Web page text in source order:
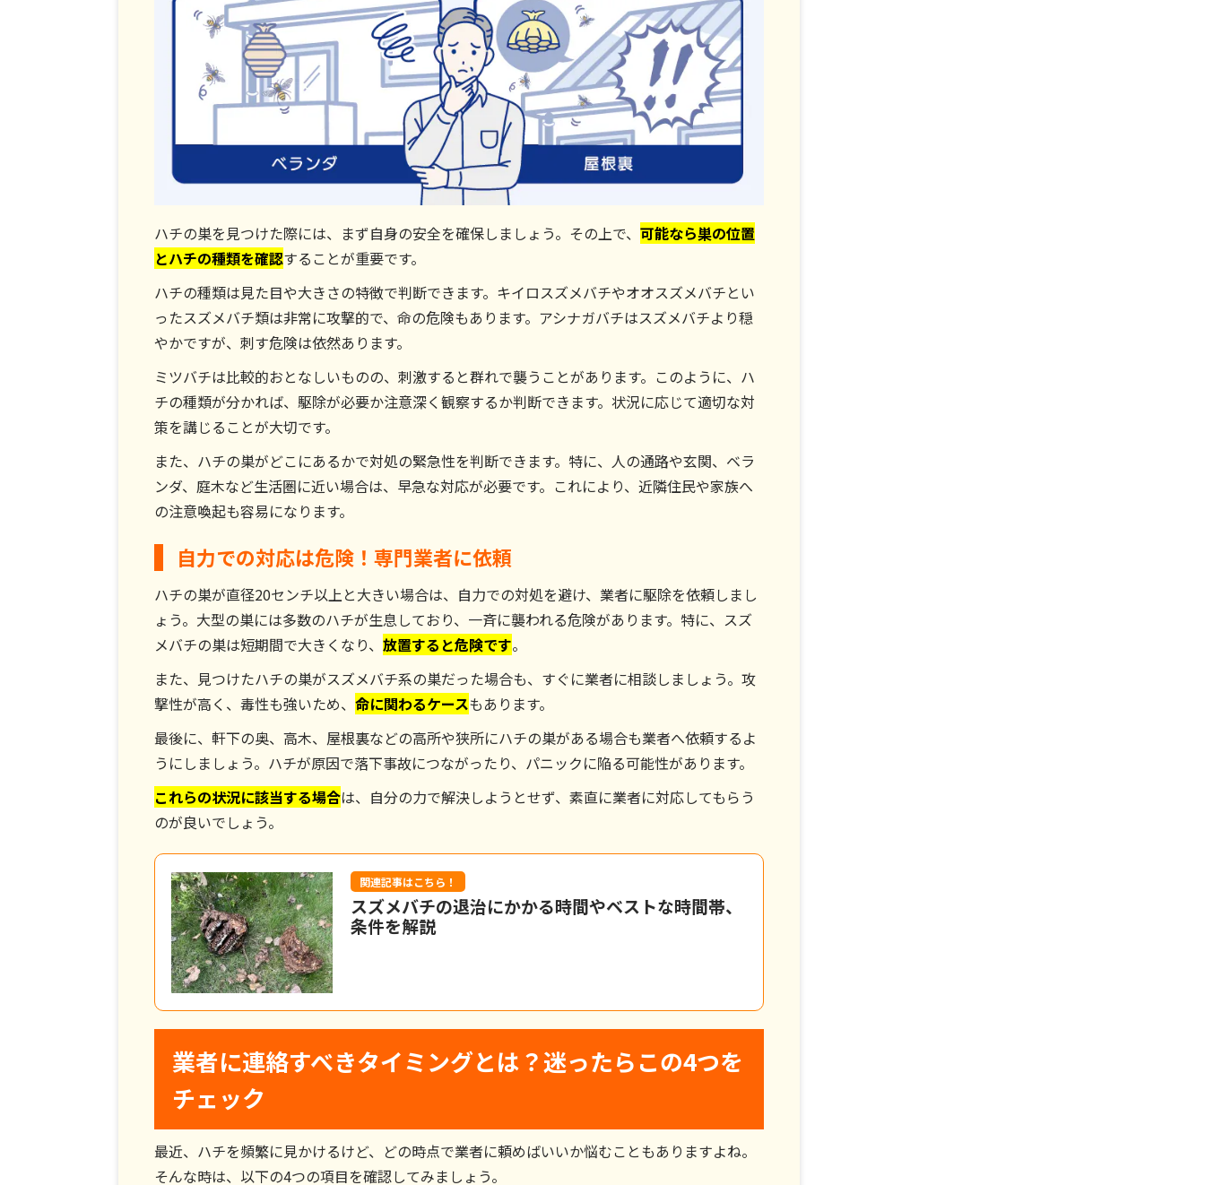
ハチの巣を見つけた際には、まず自身の安全を確保しましょう。その上で、 可能なら巣の位置
とハチの種類を確認することが重要です。
ハチの種類は見た目や大きさの特徴で判断できます。キイロスズメバチやオオスズメバチとい
ったスズメバチ類は非常に攻撃的で、命の危険もあります。アシナガバチはスズメバチより穏
やかですが、刺す危険は依然あります。
ミツバチは比較的おとなしいものの、刺激すると群れで襲うことがあります。このように、ハ
チの種類が分かれば、駆除が必要か注意深く観察するか判断できます。状況に応じて適切な対
策を講じることが大切です。
また、ハチの巣がどこにあるかで対処の緊急性を判断できます。特に、人の通路や玄関、ベラ
ンダ、庭木など生活圏に近い場合は、早急な対応が必要です。これにより、近隣住民や家族へ
の注意喚起も容易になります。
自力での対応は危険！専門業者に依頼
ハチの巣が直径20センチ以上と大きい場合は、自力での対処を避け、業者に駆除を依頼しまし
ょう。大型の巣には多数のハチが生息しており、一斉に襲われる危険があります。特に、スズ
メバチの巣は短期間で大きくなり、 放置すると危険です。
また、見つけたハチの巣がスズメバチ系の巣だった場合も、すぐに業者に相談しましょう。攻
撃性が高く、毒性も強いため、 命に関わるケースもあります。
最後に、軒下の奥、高木、屋根裏などの高所や狭所にハチの巣がある場合も業者へ依頼するよ
うにしましょう。ハチが原因で落下事故につながったり、パニックに陥る可能性があります。
これらの状況に該当する場合は、自分の力で解決しようとせず、素直に業者に対応してもらう
のが良いでしょう。
関連記事はこちら！
スズメバチの退治にかかる時間やベストな時間帯、
条件を解説
業者に連絡すべきタイミングとは？迷ったらこの4つを
チェック
最近、ハチを頻繁に見かけるけど、どの時点で業者に頼めばいいか悩むこともありますよね。
そんな時は、以下の4つの項目を確認してみましょう。